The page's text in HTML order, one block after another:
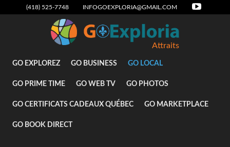
(418) 525-7748 INFOGOEXPLORIA@GMAIL.COM
Attraits
GO EXPLOREZ GO BUSINESS GO LOCAL
GO PRIME TIME GO WEB TV GO PHOTOS
GO CERTIFICATS CADEAUX QUÉBEC GO MARKETPLACE
GO BOOK DIRECT